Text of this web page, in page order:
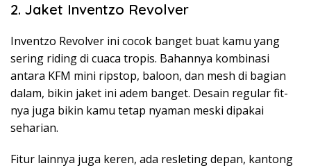
2. Jaket Inventzo Revolver
Inventzo Revolver ini cocok banget buat kamu yang
sering riding di cuaca tropis. Bahannya kombinasi
antara KFM mini ripstop, baloon, dan mesh di bagian
dalam, bikin jaket ini adem banget. Desain regular fit-
nya juga bikin kamu tetap nyaman meski dipakai
seharian.
Fitur lainnya juga keren, ada resleting depan, kantong